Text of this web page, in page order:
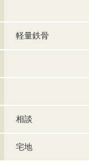
軽量鉄骨
相談
宅地